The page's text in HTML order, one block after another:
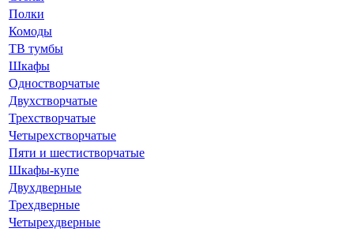
Полки
Комоды
ТВ тумбы
Шкафы
Одностворчатые
Двухстворчатые
Трехстворчатые
Четырехстворчатые
Пяти и шестистворчатые
Шкафы-купе
Двухдверные
Трехдверные
Четырехдверные